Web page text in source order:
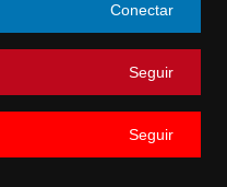
Conectar
Seguir
Seguir